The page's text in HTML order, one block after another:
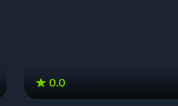
0.0